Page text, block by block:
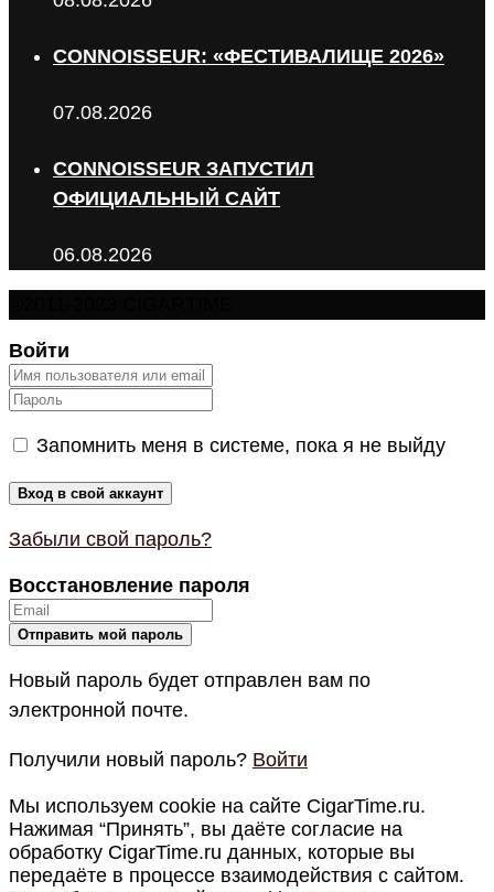
CONNOISSEUR: «ФЕСТИВАЛИЩЕ 2026»
07.08.2026
CONNOISSEUR ЗАПУСТИЛ
ОФИЦИАЛЬНЫЙ САЙТ
06.08.2026
Войти
Запомнить меня в системе, пока я не выйду
Забыли свой пароль?
Восстановление пароля
Новый пароль будет отправлен вам по
электронной почте.
Получили новый пароль? Войти
Мы используем cookie на сайте CigarTime.ru.
Нажимая “Принять”, вы даёте согласие на
обработку CigarTime.ru данных, которые вы
передаёте в процессе взаимодействия с сайтом.